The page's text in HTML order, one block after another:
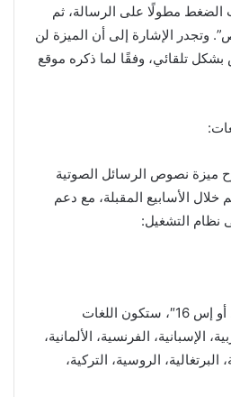
الضغط مطولًا على الرسالة، ثم
وتجدر الإشارة إلى أن الميزة لن
تلقائي، وفقًا لما ذكره موقع
ميزة نصوص الرسائل الصوتية
الأسابيع المقبلة، مع دعم
نظام التشغيل:
إذا كان نظام التشغيل “آي أو إس 16″، ستكون اللغات
الإسبانية، الفرنسية، الألمانية،
البرتغالية، الروسية، التركية،